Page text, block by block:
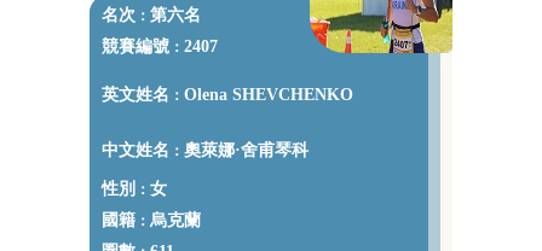
名次 ： 第六名
競賽編號 ： 2407
英文姓名 ： Olena SHEVCHENKO
中文姓名 ： 奧萊娜·舍甫琴科
性別 ： 女
國籍 ： 烏克蘭